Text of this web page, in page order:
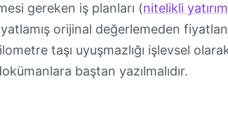
gereken iş planları (nitelikli
orijinal değerlemeden
taşı uyuşmazlığı işlevsel
baştan yazılmalıdır.